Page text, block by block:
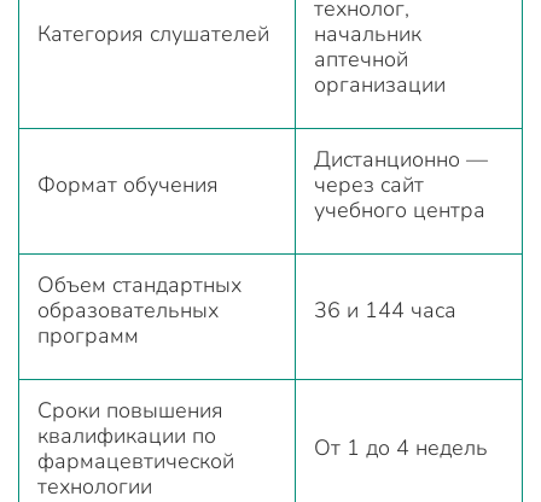
Категория слушателей
технолог,
начальник
аптечной
организации
Формат обучения
Дистанционно —
через сайт
учебного центра
Объем стандартных
образовательных
программ
36 и 144 часа
Сроки повышения
квалификации по
фармацевтической
технологии
От 1 до 4 недель